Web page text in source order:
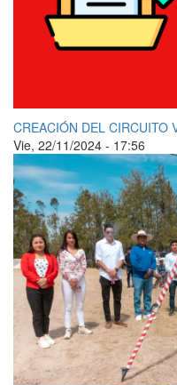
CREACIÓN DEL CIRCUITO
Vie, 22/11/2024 - 17:56